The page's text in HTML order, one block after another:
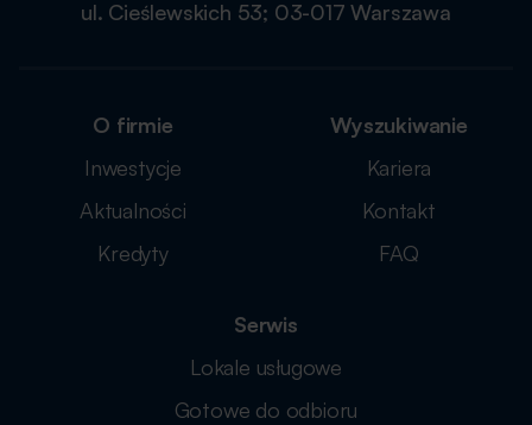
ul. Cieślewskich 53; 03-017 Warszawa
O firmie
Inwestycje
Aktualności
Kredyty
Wyszukiwanie
Kariera
Kontakt
FAQ
Serwis
Lokale usługowe
Gotowe do odbioru